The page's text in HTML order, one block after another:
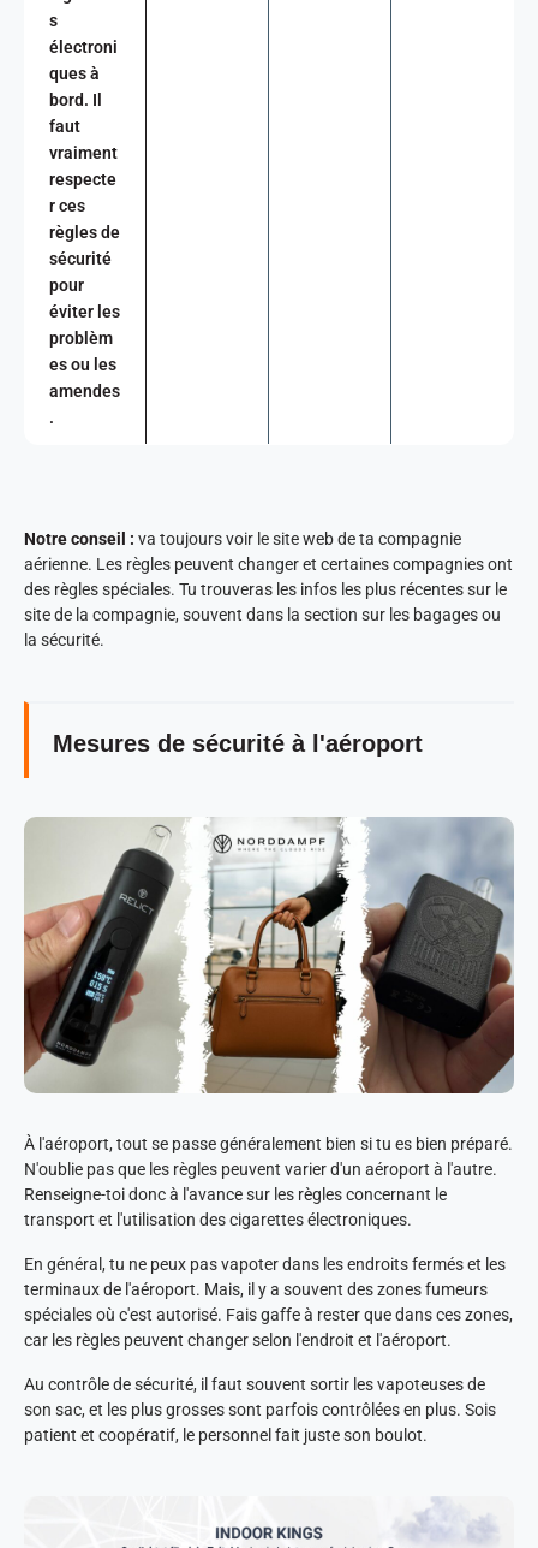
s
électroni
ques à
bord. Il
faut
vraiment
respecte
r ces
règles de
sécurité
pour
éviter les
problèm
es ou les
amendes
.
Notre conseil : va toujours voir le site web de ta compagnie
aérienne. Les règles peuvent changer et certaines compagnies ont
des règles spéciales. Tu trouveras les infos les plus récentes sur le
site de la compagnie, souvent dans la section sur les bagages ou
la sécurité.
Mesures de sécurité à l'aéroport
À l'aéroport, tout se passe généralement bien si tu es bien préparé.
N'oublie pas que les règles peuvent varier d'un aéroport à l'autre.
Renseigne-toi donc à l'avance sur les règles concernant le
transport et l'utilisation des cigarettes électroniques.
En général, tu ne peux pas vapoter dans les endroits fermés et les
terminaux de l'aéroport. Mais, il y a souvent des zones fumeurs
spéciales où c'est autorisé. Fais gaffe à rester que dans ces zones,
car les règles peuvent changer selon l'endroit et l'aéroport.
Au contrôle de sécurité, il faut souvent sortir les vapoteuses de
son sac, et les plus grosses sont parfois contrôlées en plus. Sois
patient et coopératif, le personnel fait juste son boulot.